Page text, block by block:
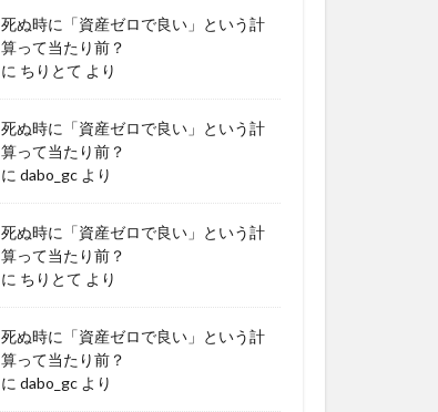
死ぬ時に「資産ゼロで良い」という計
算って当たり前？
に ちりとて より
死ぬ時に「資産ゼロで良い」という計
算って当たり前？
に dabo_gc より
死ぬ時に「資産ゼロで良い」という計
算って当たり前？
に ちりとて より
死ぬ時に「資産ゼロで良い」という計
算って当たり前？
に dabo_gc より